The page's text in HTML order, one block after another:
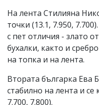
На лента Стилияна
точки (13.1, 7.950,
с пет отличия - злато
бухалки, както и
на топка и на лента.
Втората българка Ева
стабилно на лента и се
7.700, 7.800).